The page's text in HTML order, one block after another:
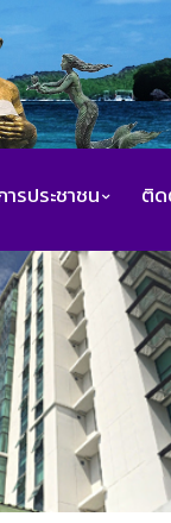
ารประชาชน ติ